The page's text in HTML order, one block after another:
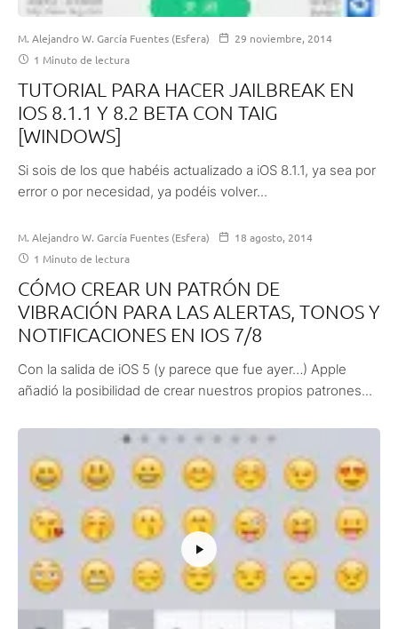
M. Alejandro W. García Fuentes (Esfera)
29 noviembre, 2014
1 Minuto de lectura
TUTORIAL PARA HACER JAILBREAK EN
IOS 8.1.1 Y 8.2 BETA CON TAIG
[WINDOWS]
Si sois de los que habéis actualizado a iOS 8.1.1, ya sea por
error o por necesidad, ya podéis volver...
M. Alejandro W. García Fuentes (Esfera)
18 agosto, 2014
1 Minuto de lectura
CÓMO CREAR UN PATRÓN DE
VIBRACIÓN PARA LAS ALERTAS, TONOS Y
NOTIFICACIONES EN IOS 7/8
Con la salida de iOS 5 (y parece que fue ayer…) Apple
añadió la posibilidad de crear nuestros propios patrones...